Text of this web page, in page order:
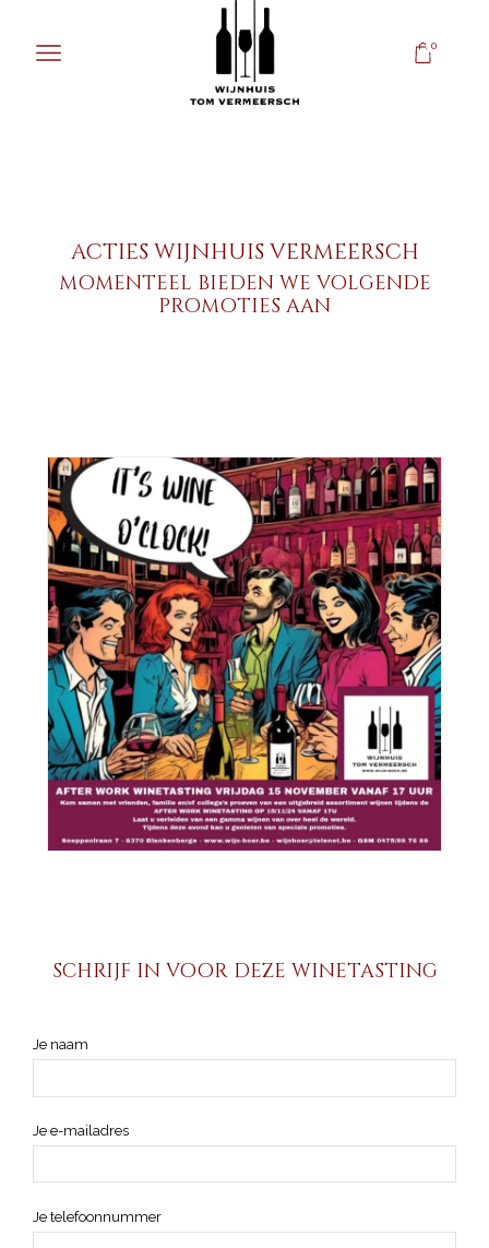
0
ACTIES WIJNHUIS VERMEERSCH
MOMENTEEL BIEDEN WE VOLGENDE
PROMOTIES AAN
SCHRIJF IN VOOR DEZE WINETASTING
Je naam
Je e-mailadres
Je telefoonnummer